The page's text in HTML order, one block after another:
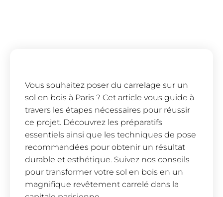
Vous souhaitez poser du carrelage sur un
sol en bois à Paris ? Cet article vous guide à
travers les étapes nécessaires pour réussir
ce projet. Découvrez les préparatifs
essentiels ainsi que les techniques de pose
recommandées pour obtenir un résultat
durable et esthétique. Suivez nos conseils
pour transformer votre sol en bois en un
magnifique revêtement carrelé dans la